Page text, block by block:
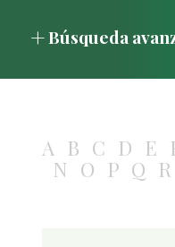
Búsqueda
A B C D E
N O P Q R